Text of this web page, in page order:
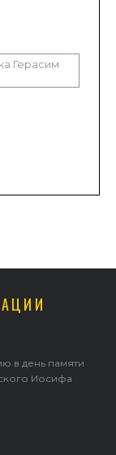
Герасим
в день памяти
Иосифа